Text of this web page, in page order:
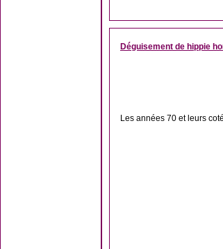
Déguisement de hippie
Les années 70 et leurs